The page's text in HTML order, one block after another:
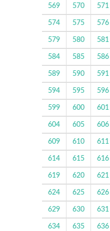
569 570 571
574 575 576
579 580 581
584 585 586
589 590 591
594 595 596
599 600 601
604 605 606
609 610 611
614 615 616
619 620 621
624 625 626
629 630 631
634 635 636